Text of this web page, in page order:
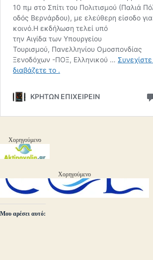
Χορηγούμενο
Χορηγούμενο
Μου αρέσει αυτό: